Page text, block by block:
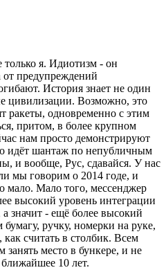
я. Идиотизм - он
от предупреждений
История знает не один
цивилизации. Возможно, это
ракеты, одновременно с этим
притом, в более крупном
нам просто демонстрируют
идёт шантаж по непубличным
и вообще, Рус, сдавайся. У нас
мы говорим о 2014 годе, и
мало. Мало того, мессенджер
высокий уровень интеграции
значит - ещё более высокий
ручку, номерки на руке,
считать в столбик. Всем
место в бункере, и не
10 лет.